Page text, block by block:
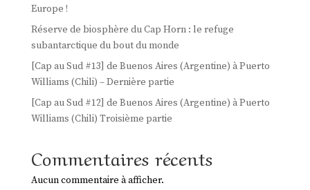
Europe !
Réserve de biosphère du Cap Horn : le refuge
subantarctique du bout du monde
[Cap au Sud #13] de Buenos Aires (Argentine) à Puerto
Williams (Chili) – Dernière partie
[Cap au Sud #12] de Buenos Aires (Argentine) à Puerto
Williams (Chili) Troisième partie
Commentaires récents
Aucun commentaire à afficher.